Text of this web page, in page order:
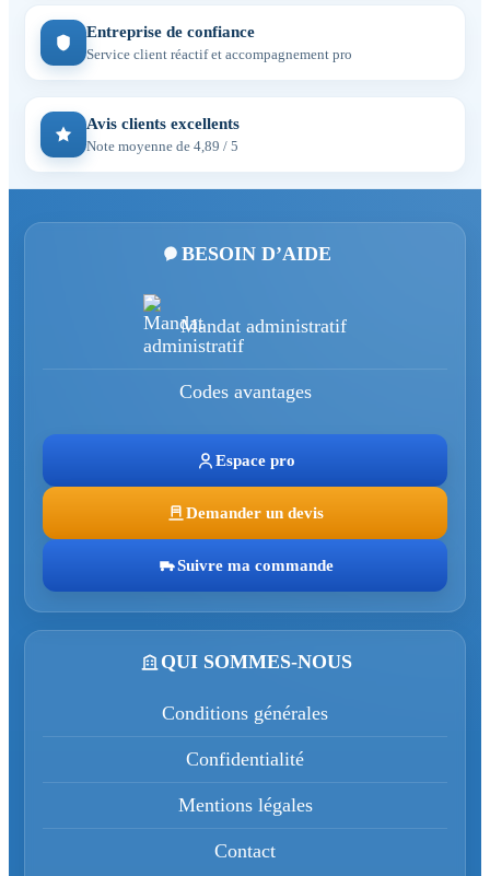
Entreprise de confiance
Service client réactif et accompagnement pro
Avis clients excellents
Note moyenne de 4,89 / 5
BESOIN D’AIDE
Mandat administratif
Codes avantages
Espace pro
Demander un devis
Suivre ma commande
QUI SOMMES-NOUS
Conditions générales
Confidentialité
Mentions légales
Contact